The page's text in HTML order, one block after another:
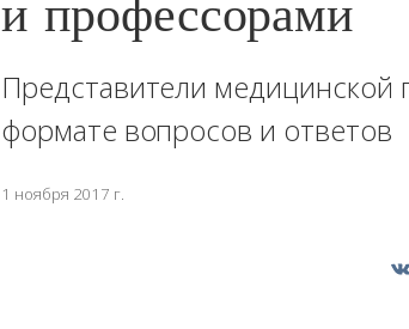
Представители медицинской
формате вопросов и ответов
1 ноября 2017 г.